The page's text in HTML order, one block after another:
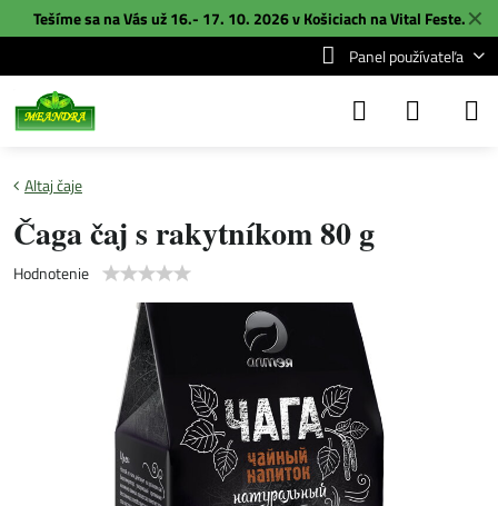
✕
Tešíme sa na Vás už 16.- 17. 10. 2026 v Košiciach naVital Feste.
Panel používateľa
Altaj čaje
Čaga čaj s rakytníkom 80 g
Hodnotenie